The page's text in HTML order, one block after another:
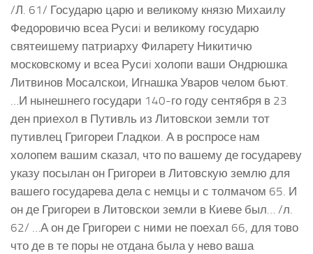
/Л. 61/ Государю царю и великому князю Михаилу
Федоровичю всеа Русиi и великому государю
святеишему патриарху Филарету Никитичю
московскому и всеа Русиi холопи ваши Ондрюшка
Литвинов Мосалскои, Игнашка Уваров челом бьют.
…И нынешнего государи 140-го году сентября в 23
ден приехол в Путивль из Литовскои земли тот
путивлец Григореи Гладкои. А в роспросе нам
холопем вашим сказал, что по вашему де государеву
указу посылан он Григореи в Литовскую землю для
вашего государева дела с немцы и с толмачом 65. И
он де Григореи в Литовскои земли в Киеве был… /л.
62/ …А он де Григореи с ними не поехал 66, для тово
что де в те поры не отдана была у нево ваша